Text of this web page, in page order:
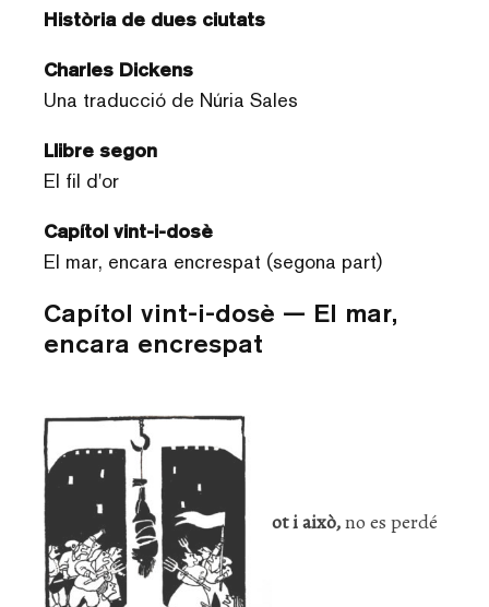
Història de dues ciutats
Charles Dickens
Una traducció de Núria Sales
Llibre segon
El fil d'or
Capítol vint-i-dosè
El mar, encara encrespat (segona part)
Capítol vint-i-dosè — El mar,
encara encrespat
ot i això,no es perdé